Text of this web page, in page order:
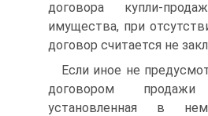
договора купли-
имущества, при
договор считается не
Если иное не
договором продажи
установленная в